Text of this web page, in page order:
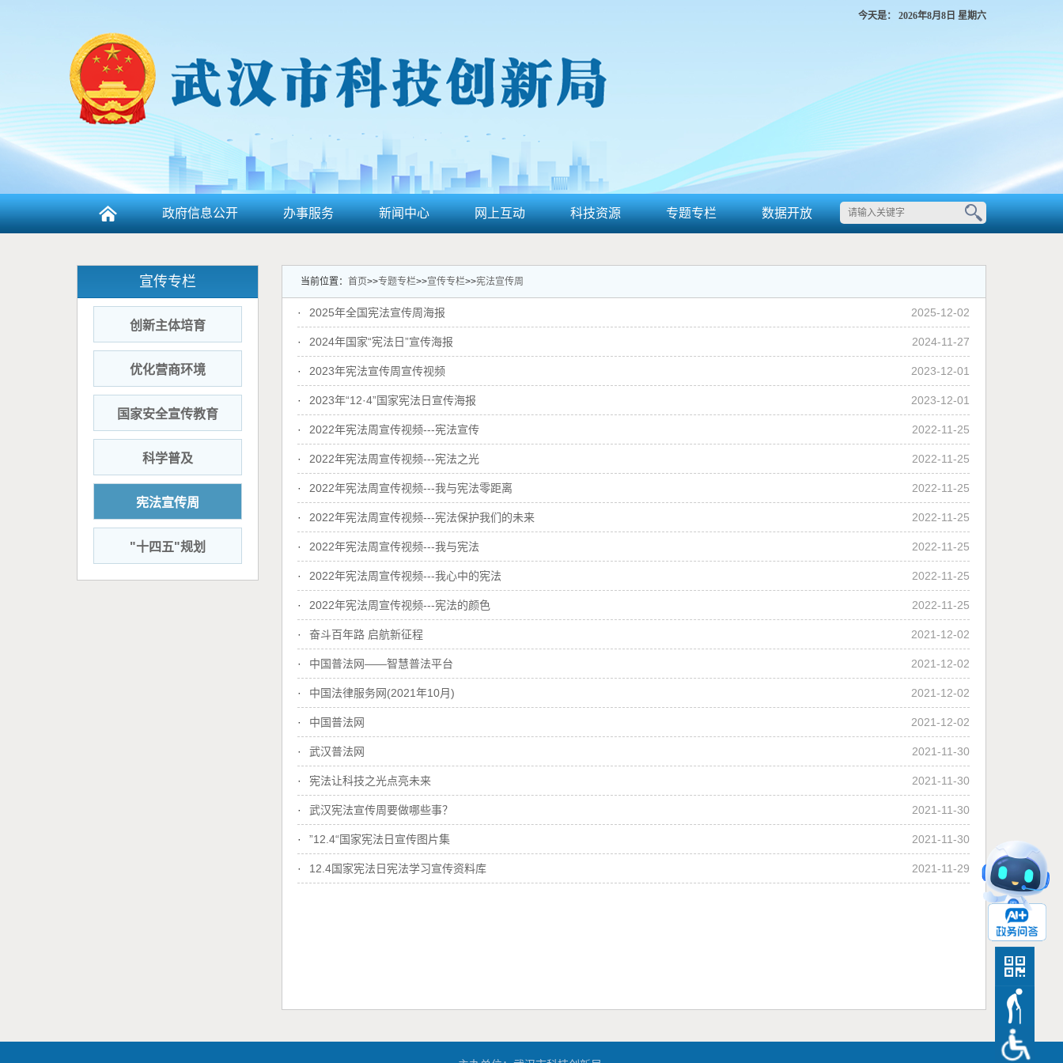
今天是： 2026年8月8日 星期六
政府信息公开 办事服务 新闻中心 网上互动 科技资源 专题专栏 数据开放
宣传专栏
创新主体培育
优化营商环境
国家安全宣传教育
科学普及
宪法宣传周
"十四五"规划
当前位置： 首页>>专题专栏>>宣传专栏>>宪法宣传周
2025-12-02
· 2025年全国宪法宣传周海报
2024-11-27
· 2024年国家“宪法日”宣传海报
2023-12-01
· 2023年宪法宣传周宣传视频
2023-12-01
· 2023年“12·4”国家宪法日宣传海报
2022-11-25
· 2022年宪法周宣传视频---宪法宣传
2022-11-25
· 2022年宪法周宣传视频---宪法之光
2022-11-25
· 2022年宪法周宣传视频---我与宪法零距离
2022-11-25
· 2022年宪法周宣传视频---宪法保护我们的未来
2022-11-25
· 2022年宪法周宣传视频---我与宪法
2022-11-25
· 2022年宪法周宣传视频---我心中的宪法
2022-11-25
· 2022年宪法周宣传视频---宪法的颜色
2021-12-02
· 奋斗百年路 启航新征程
2021-12-02
· 中国普法网——智慧普法平台
2021-12-02
· 中国法律服务网(2021年10月)
2021-12-02
· 中国普法网
2021-11-30
· 武汉普法网
2021-11-30
· 宪法让科技之光点亮未来
2021-11-30
· 武汉宪法宣传周要做哪些事？
2021-11-30
· ”12.4“国家宪法日宣传图片集
2021-11-29
· 12.4国家宪法日宪法学习宣传资料库